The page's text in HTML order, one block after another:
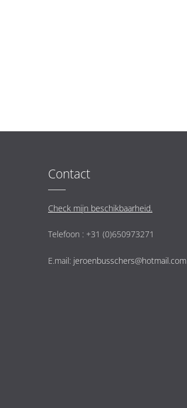
Contact
Check mijn beschikbaarheid.
Telefoon : +31 (0)650973271
E.mail: jeroenbusschers@hotmail.com